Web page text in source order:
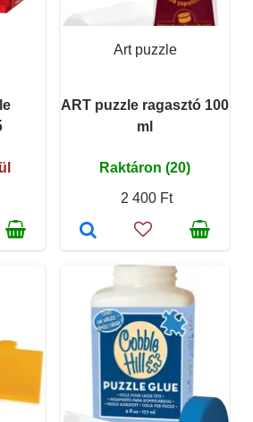
Art puzzle
ART puzzle ragasztó 100
ml
Raktáron (20)
2 400 Ft